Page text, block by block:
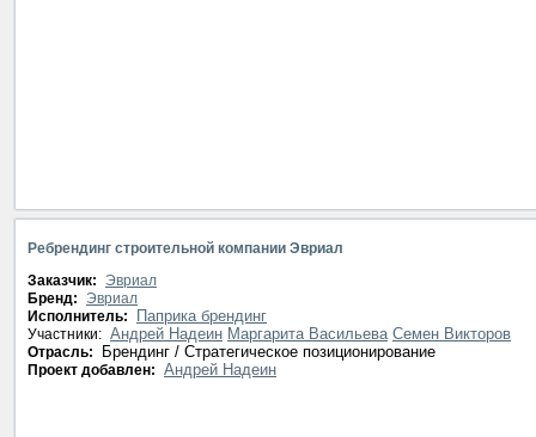
Ребрендинг строительной компании Эвриал
Заказчик:
Эвриал
Бренд:
Эвриал
Исполнитель:
Паприка брендинг
Участники: Андрей Надеин Маргарита Васильева Семен Викторов
Отрасль: Брендинг / Стратегическое позиционирование
Проект добавлен: Андрей Надеин